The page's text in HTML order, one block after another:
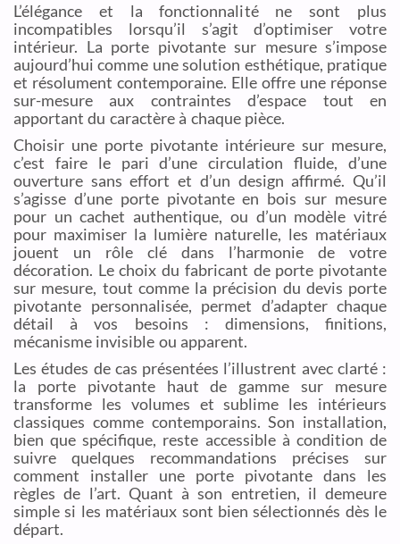
L’élégance et la fonctionnalité ne sont plus
incompatibles lorsqu’il s’agit d’optimiser votre
intérieur. La porte pivotante sur mesure s’impose
aujourd’hui comme une solution esthétique, pratique
et résolument contemporaine. Elle offre une réponse
sur-mesure aux contraintes d’espace tout en
apportant du caractère à chaque pièce.
Choisir une porte pivotante intérieure sur mesure,
c’est faire le pari d’une circulation fluide, d’une
ouverture sans effort et d’un design affirmé. Qu’il
s’agisse d’une porte pivotante en bois sur mesure
pour un cachet authentique, ou d’un modèle vitré
pour maximiser la lumière naturelle, les matériaux
jouent un rôle clé dans l’harmonie de votre
décoration. Le choix du fabricant de porte pivotante
sur mesure, tout comme la précision du devis porte
pivotante personnalisée, permet d’adapter chaque
détail à vos besoins : dimensions, finitions,
mécanisme invisible ou apparent.
Les études de cas présentées l’illustrent avec clarté :
la porte pivotante haut de gamme sur mesure
transforme les volumes et sublime les intérieurs
classiques comme contemporains. Son installation,
bien que spécifique, reste accessible à condition de
suivre quelques recommandations précises sur
comment installer une porte pivotante dans les
règles de l’art. Quant à son entretien, il demeure
simple si les matériaux sont bien sélectionnés dès le
départ.